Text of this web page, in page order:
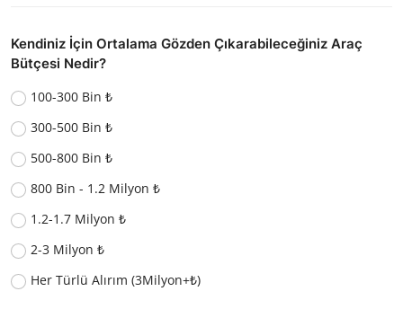
Kendiniz İçin Ortalama Gözden Çıkarabileceğiniz Araç
Bütçesi Nedir?
100-300 Bin ₺
300-500 Bin ₺
500-800 Bin ₺
800 Bin - 1.2 Milyon ₺
1.2-1.7 Milyon ₺
2-3 Milyon ₺
Her Türlü Alırım (3Milyon+₺)